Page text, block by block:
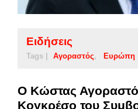
Ειδήσεις
Tags | Αγοραστός Ευρώπη
Ο Κώστας
Κογκρέσο του